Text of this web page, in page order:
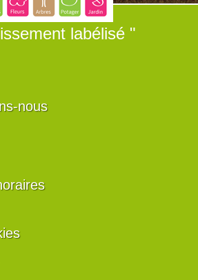
labélisé "
nous